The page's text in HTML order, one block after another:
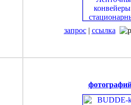
запрос| ссылка